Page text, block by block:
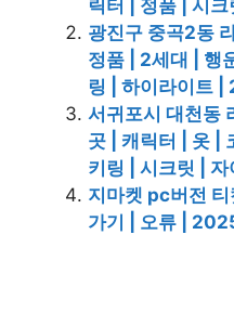
릭터 | 정품 | 시
광진구 중곡2동
정품 | 2세대 | 행
링 | 하이라이트 |
서귀포시 대천동
곳 | 캐릭터 | 옷 |
키링 | 시크릿 |
지마켓 pc버전
가기 | 오류 |